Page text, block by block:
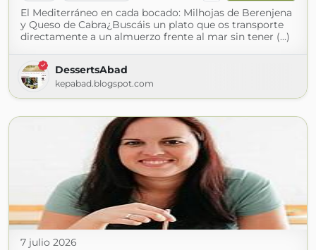
El Mediterráneo en cada bocado: Milhojas de Berenjena
y Queso de Cabra¿Buscáis un plato que os transporte
directamente a un almuerzo frente al mar sin tener (...)
DessertsAbad
kepabad.blogspot.com
7 julio 2026